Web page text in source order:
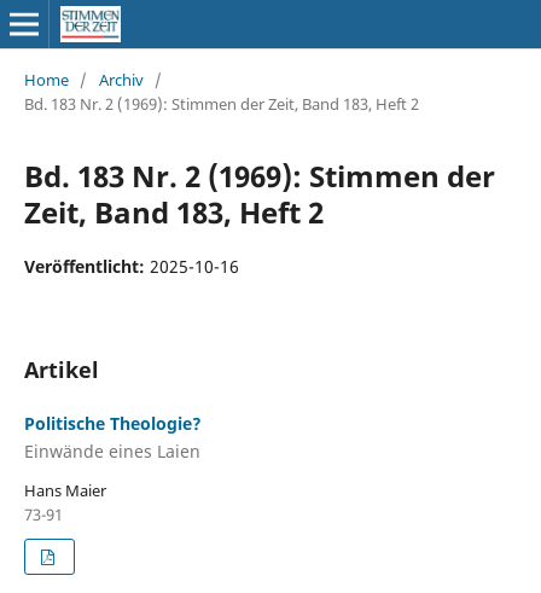
Home / Archiv /
Bd. 183 Nr. 2 (1969): Stimmen der Zeit, Band 183, Heft 2
Bd. 183 Nr. 2 (1969): Stimmen der
Zeit, Band 183, Heft 2
Veröffentlicht: 2025-10-16
Artikel
Politische Theologie?
Einwände eines Laien
Hans Maier
73-91